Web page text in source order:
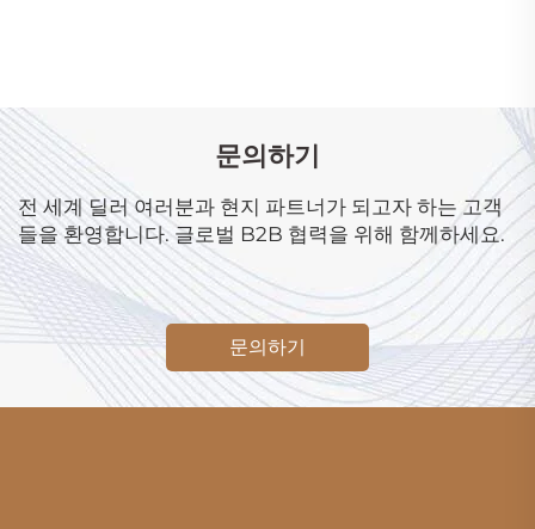
문의하기
전 세계 딜러 여러분과 현지 파트너가 되고자 하는 고객
들을 환영합니다. 글로벌 B2B 협력을 위해 함께하세요.
문의하기